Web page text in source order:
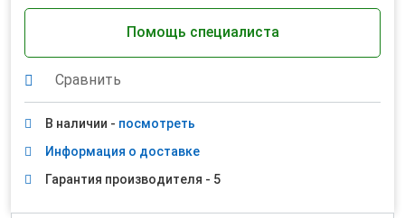
Помощь специалиста
Сравнить
В наличии - посмотреть
Информация о доставке
Гарантия производителя - 5